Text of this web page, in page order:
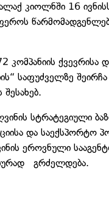
კიოლნში 16
ქვევრისა
საფუძველზე
სტრატეგიული
და საექსპორტო
ეროვნული
გრძელდება.